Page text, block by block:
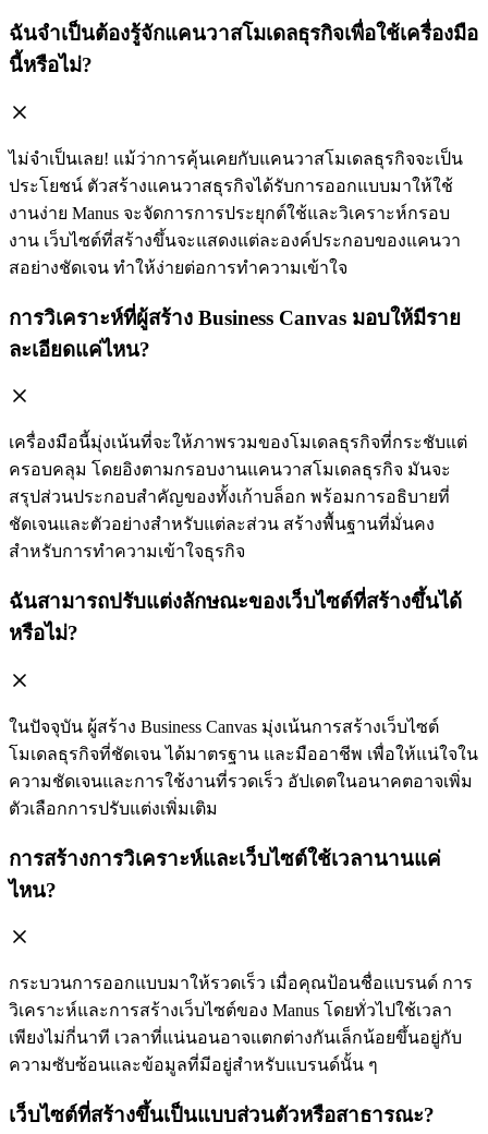
ฉันจำเป็นต้องรู้จักแคนวาสโมเดลธุรกิจเพื่อใช้เครื่องมือ
นี้หรือไม่?
ไม่จำเป็นเลย! แม้ว่าการคุ้นเคยกับแคนวาสโมเดลธุรกิจจะเป็น
ประโยชน์ ตัวสร้างแคนวาสธุรกิจได้รับการออกแบบมาให้ใช้
งานง่าย Manus จะจัดการการประยุกต์ใช้และวิเคราะห์กรอบ
งาน เว็บไซต์ที่สร้างขึ้นจะแสดงแต่ละองค์ประกอบของแคนวา
สอย่างชัดเจน ทำให้ง่ายต่อการทำความเข้าใจ
การวิเคราะห์ที่ผู้สร้าง Business Canvas มอบให้มีราย
ละเอียดแค่ไหน?
เครื่องมือนี้มุ่งเน้นที่จะให้ภาพรวมของโมเดลธุรกิจที่กระชับแต่
ครอบคลุม โดยอิงตามกรอบงานแคนวาสโมเดลธุรกิจ มันจะ
สรุปส่วนประกอบสำคัญของทั้งเก้าบล็อก พร้อมการอธิบายที่
ชัดเจนและตัวอย่างสำหรับแต่ละส่วน สร้างพื้นฐานที่มั่นคง
สำหรับการทำความเข้าใจธุรกิจ
ฉันสามารถปรับแต่งลักษณะของเว็บไซต์ที่สร้างขึ้นได้
หรือไม่?
ในปัจจุบัน ผู้สร้าง Business Canvas มุ่งเน้นการสร้างเว็บไซต์
โมเดลธุรกิจที่ชัดเจน ได้มาตรฐาน และมืออาชีพ เพื่อให้แน่ใจใน
ความชัดเจนและการใช้งานที่รวดเร็ว อัปเดตในอนาคตอาจเพิ่ม
ตัวเลือกการปรับแต่งเพิ่มเติม
การสร้างการวิเคราะห์และเว็บไซต์ใช้เวลานานแค่
ไหน?
กระบวนการออกแบบมาให้รวดเร็ว เมื่อคุณป้อนชื่อแบรนด์ การ
วิเคราะห์และการสร้างเว็บไซต์ของ Manus โดยทั่วไปใช้เวลา
เพียงไม่กี่นาที เวลาที่แน่นอนอาจแตกต่างกันเล็กน้อยขึ้นอยู่กับ
ความซับซ้อนและข้อมูลที่มีอยู่สำหรับแบรนด์นั้น ๆ
เว็บไซต์ที่สร้างขึ้นเป็นแบบส่วนตัวหรือสาธารณะ?